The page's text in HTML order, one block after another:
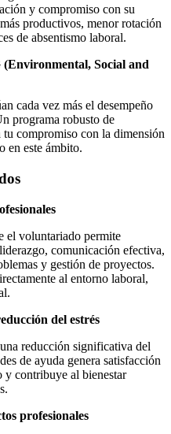
y compromiso con su
productivos, menor rotación
de absentismo laboral.
Social and
cada vez más el desempeño
programa robusto de
compromiso con la dimensión
en este ámbito.
el voluntariado permite
comunicación efectiva,
y gestión de proyectos.
al entorno laboral,
del estrés
reducción significativa del
de ayuda genera satisfacción
y contribuye al bienestar
profesionales